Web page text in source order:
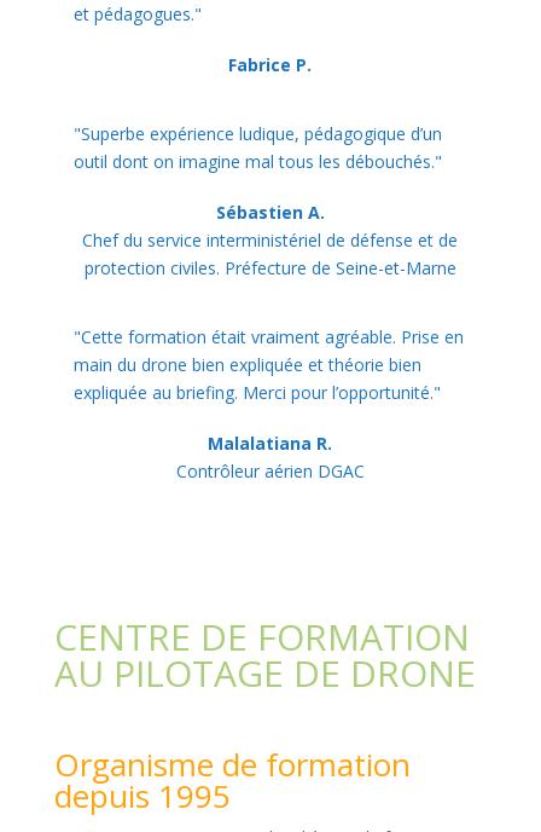
et pédagogues."
Fabrice P.
"Superbe expérience ludique, pédagogique d’un
outil dont on imagine mal tous les débouchés."
Sébastien A.
Chef du service interministériel de défense et de
protection civiles. Préfecture de Seine-et-Marne
"Cette formation était vraiment agréable. Prise en
main du drone bien expliquée et théorie bien
expliquée au briefing. Merci pour l’opportunité."
Malalatiana R.
Contrôleur aérien DGAC
CENTRE DE FORMATION
AU PILOTAGE DE DRONE
Organisme de formation
depuis 1995